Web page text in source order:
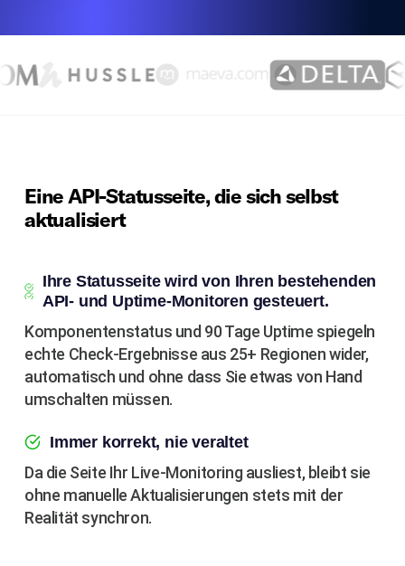
Eine API-Statusseite, die sich selbst
aktualisiert
Ihre Statusseite wird von Ihren bestehenden
API- und Uptime-Monitoren gesteuert.
Komponentenstatus und 90 Tage Uptime spiegeln
echte Check-Ergebnisse aus 25+ Regionen wider,
automatisch und ohne dass Sie etwas von Hand
umschalten müssen.
Immer korrekt, nie veraltet
Da die Seite Ihr Live-Monitoring ausliest, bleibt sie
ohne manuelle Aktualisierungen stets mit der
Realität synchron.